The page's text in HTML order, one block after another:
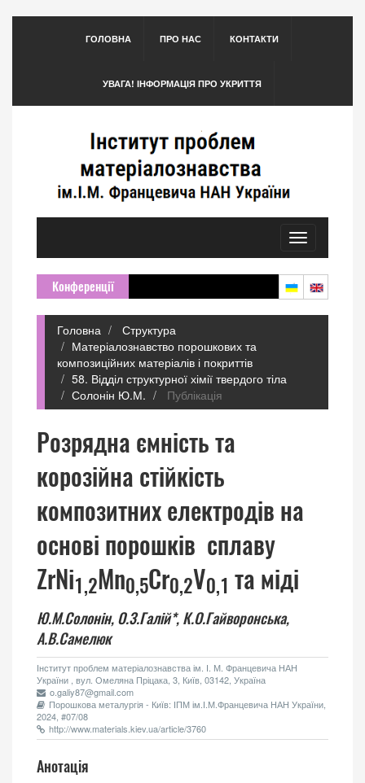
ГОЛОВНА ПРО НАС КОНТАКТИ
УВАГА! ІНФОРМАЦІЯ ПРО УКРИТТЯ
Toggle
navigation
Конференції
Головна
Структура
Матеріалознавство порошкових та
композиційних матеріалів і покриттів
58. Відділ структурної хімії твердого тіла
Солонін Ю.М.
Публікація
Розрядна ємність та
корозійна стійкість
композитних електродів на
основі порошків сплаву
ZrNi1,2Mn0,5Cr0,2V0,1 та міді
Ю.М.Солонін, О.З.Галій*, К.О.Гайворонська,
А.В.Самелюк
Інститут проблем матеріалознавства ім. І. М. Францевича НАН
України , вул. Омеляна Пріцака, 3, Київ, 03142, Україна
o.galiy87@gmail.com
Порошкова металургія - Київ: ІПМ ім.І.М.Францевича НАН України,
2024, #07/08
http://www.materials.kiev.ua/article/3760
Анотація